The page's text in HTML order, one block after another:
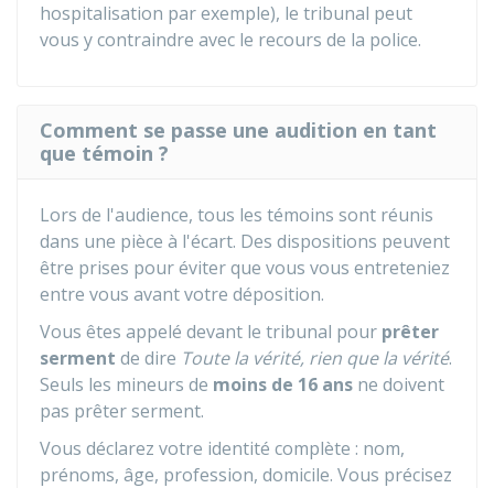
hospitalisation par exemple), le tribunal peut
vous y contraindre avec le recours de la police.
Comment se passe une audition en tant
que témoin ?
Lors de l'audience, tous les témoins sont réunis
dans une pièce à l'écart. Des dispositions peuvent
être prises pour éviter que vous vous entreteniez
entre vous avant votre déposition.
Vous êtes appelé devant le tribunal pour prêter
serment de dire Toute la vérité, rien que la vérité.
Seuls les mineurs de moins de 16 ans ne doivent
pas prêter serment.
Vous déclarez votre identité complète : nom,
prénoms, âge, profession, domicile. Vous précisez